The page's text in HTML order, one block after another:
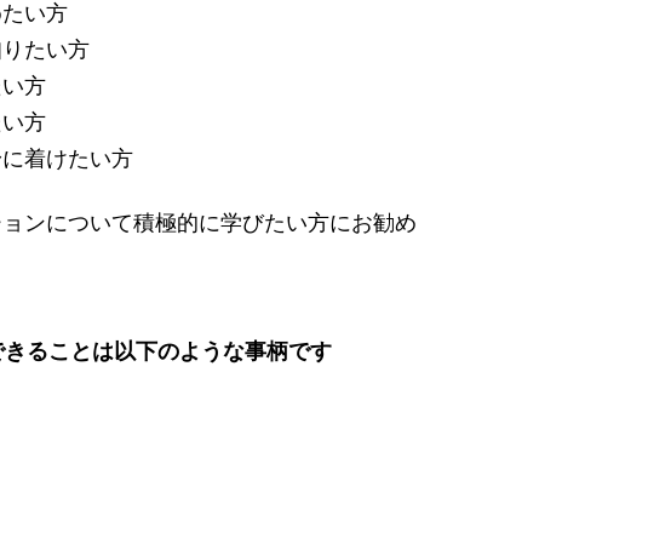
い方
たい方
方
方
着けたい方
ンについて積極的に学びたい方にお勧め
ることは以下のような事柄です